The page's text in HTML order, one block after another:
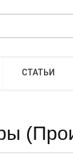
СТАТЬИ